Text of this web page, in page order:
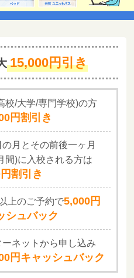
15,000円引き
校/大学/専門学校)の方
円割引き
月とその前後一ヶ月
間)に入校される方は
割引き
上のご予約で5,000円
シュバック
ーネットから申し込み
円キャッシュバック